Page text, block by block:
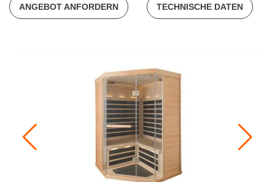
ANGEBOT ANFORDERN TECHNISCHE DATEN